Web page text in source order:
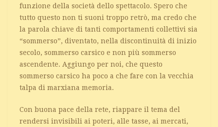
funzione della società dello spettacolo. Spero che
tutto questo non ti suoni troppo retrò, ma credo che
la parola chiave di tanti comportamenti collettivi sia
“sommerso”, diventato, nella discontinuità di inizio
secolo, sommerso carsico e non più sommerso
ascendente. Aggiungo per noi, che questo
sommerso carsico ha poco a che fare con la vecchia
talpa di marxiana memoria.
Con buona pace della rete, riappare il tema del
rendersi invisibili ai poteri, alle tasse, ai mercati,